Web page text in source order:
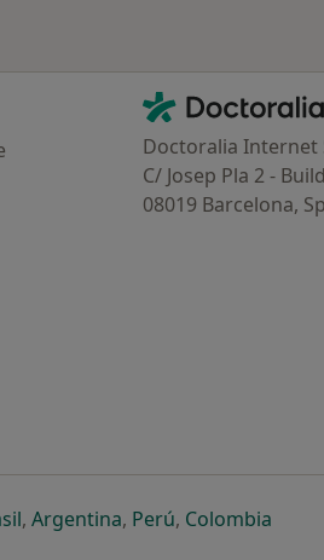
Contacto
Doctoralia - Homepage
Doctoralia Internet
C/ Josep Pla 2 -
08019 Barcelona,
separador
num novo separador
abre num novo separador
, Argentinaabre num novo
, Perúabre num novo
, Colombiaabre